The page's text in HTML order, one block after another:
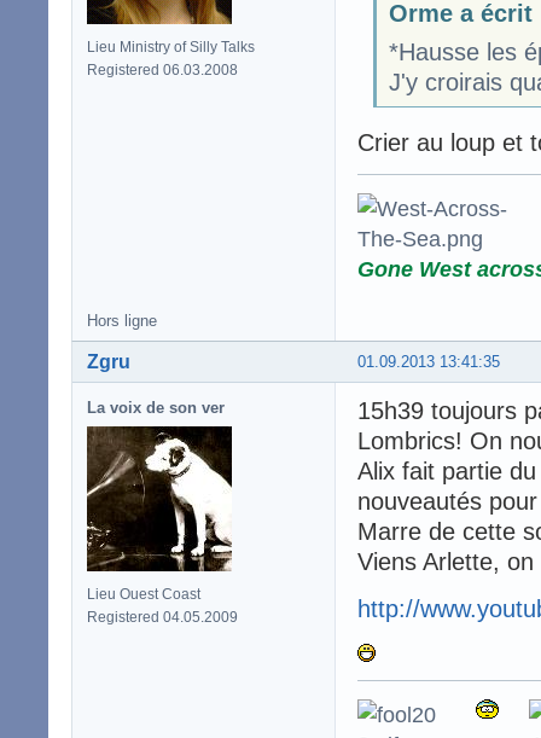
Lieu Ministry of Silly Talks
Registered 06.03.2008
Orme a écrit
*Hausse les
J'y croirais
Crier au loup et
Gone West
Hors ligne
01.09.2013 13:41:35
Zgru
La voix de son ver
Lieu Ouest Coast
Registered 04.05.2009
15h39 toujours
Lombrics! On
Alix fait partie
nouveautés
Marre de cette
Viens Arlette,
http://